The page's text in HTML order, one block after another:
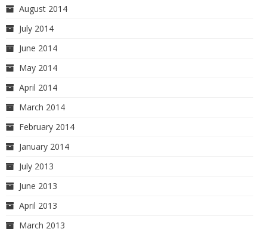
August 2014
July 2014
June 2014
May 2014
April 2014
March 2014
February 2014
January 2014
July 2013
June 2013
April 2013
March 2013